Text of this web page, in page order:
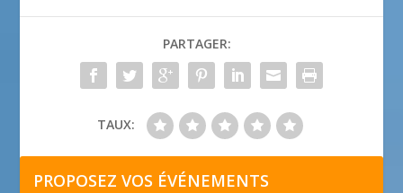
PARTAGER:
TAUX:
PROPOSEZ VOS ÉVÉNEMENTS